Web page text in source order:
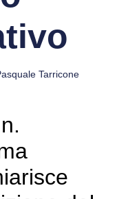
Tarricone